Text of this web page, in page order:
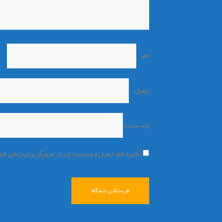
نام
ایمیل
وب‌ سایت
ذخیره نام، ایمیل و وبسایت من در مرورگر برای زمانی